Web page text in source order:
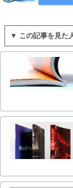
▼ この記事を見た